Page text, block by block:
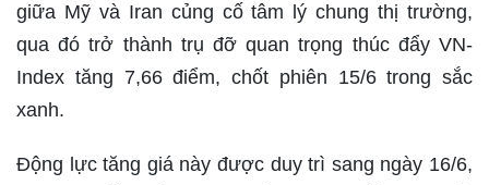
giữa Mỹ và Iran củng cố tâm lý chung thị trường,
qua đó trở thành trụ đỡ quan trọng thúc đẩy VN-
Index tăng 7,66 điểm, chốt phiên 15/6 trong sắc
xanh.
Động lực tăng giá này được duy trì sang ngày 16/6,